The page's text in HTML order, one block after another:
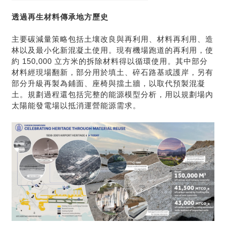
透過再生材料傳承地方歷史
主要碳減量策略包括土壤改良與再利用、材料再利用、造
林以及最小化新混凝土使用。現有機場跑道的再利用，使
約 150,000 立方米的拆除材料得以循環使用。其中部分
材料經現場翻新，部分用於填土、碎石路基或護岸，另有
部分升級再製為鋪面、座椅與擋土牆，以取代預製混凝
土。規劃過程還包括完整的能源模型分析，用以規劃場內
太陽能發電場以抵消運營能源需求。